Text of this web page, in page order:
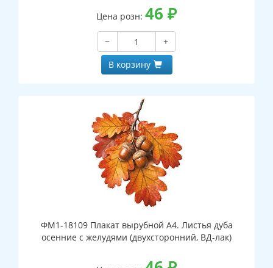
Цена розн: 46 ₽
−
+
В корзину
ФМ1-18109 Плакат вырубной А4. Листья дуба
осенние с желудями (двухсторонний, ВД-лак)